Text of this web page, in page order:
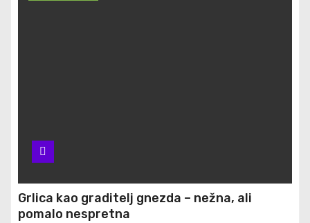
Grlica kao graditelj gnezda – nežna, ali
pomalo nespretna